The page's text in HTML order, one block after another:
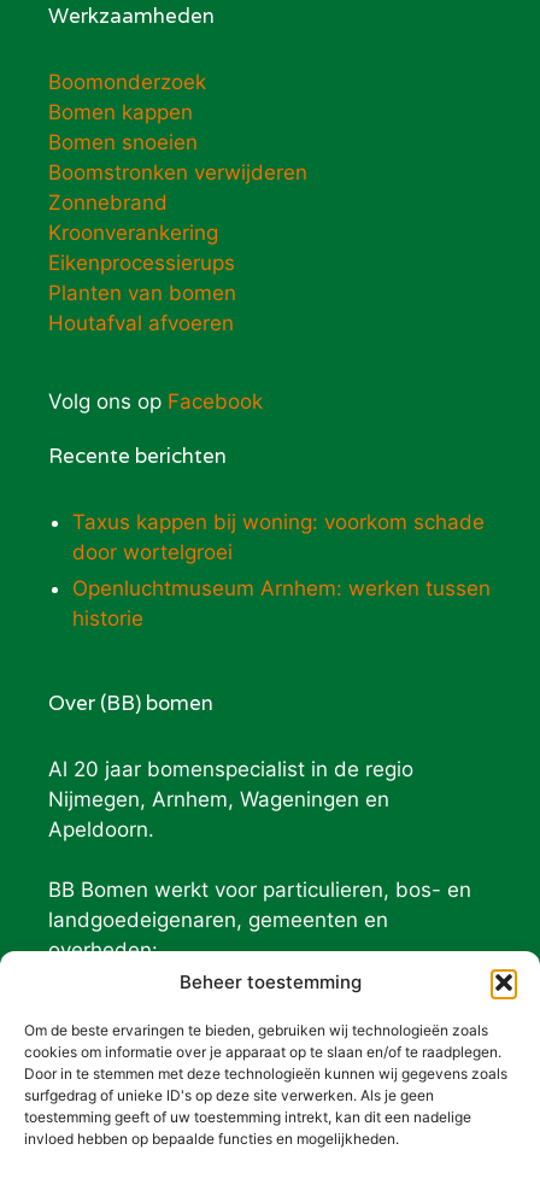
Beheer toestemming
Om de beste ervaringen te bieden, gebruiken wij technologieën zoals
cookies om informatie over je apparaat op te slaan en/of te raadplegen.
Door in te stemmen met deze technologieën kunnen wij gegevens zoals
surfgedrag of unieke ID's op deze site verwerken. Als je geen
toestemming geeft of uw toestemming intrekt, kan dit een nadelige
invloed hebben op bepaalde functies en mogelijkheden.
Werkzaamheden
Boomonderzoek
Bomen kappen
Bomen snoeien
Boomstronken verwijderen
Zonnebrand
Kroonverankering
Eikenprocessierups
Planten van bomen
Houtafval afvoeren
Volg ons op Facebook
Recente berichten
Taxus kappen bij woning: voorkom schade
door wortelgroei
Openluchtmuseum Arnhem: werken tussen
historie
Over (BB) bomen
Al 20 jaar bomenspecialist in de regio
Nijmegen, Arnhem, Wageningen en
Apeldoorn.
BB Bomen werkt voor particulieren, bos- en
landgoedeigenaren, gemeenten en
overheden:
Geldersch Landschap
De Hoge Veluwe
Contact (BB) bomen